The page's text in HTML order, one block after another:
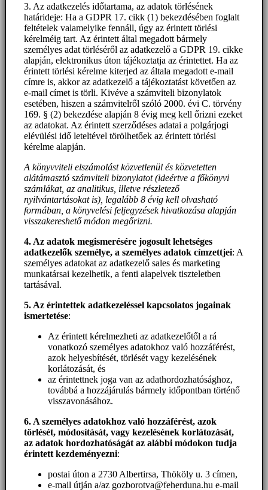
3. Az adatkezelés időtartama, az adatok törlésének
határideje: Ha a GDPR 17. cikk (1) bekezdésében foglalt
feltételek valamelyike fennáll, úgy az érintett törlési
kérelméig tart. Az érintett által megadott bármely
személyes adat törléséről az adatkezelő a GDPR 19. cikke
alapján, elektronikus úton tájékoztatja az érintettet. Ha az
érintett törlési kérelme kiterjed az általa megadott e-mail
címre is, akkor az adatkezelő a tájékoztatást követően az
e-mail címet is törli. Kivéve a számviteli bizonylatok
esetében, hiszen a számvitelről szóló 2000. évi C. törvény
169. § (2) bekezdése alapján 8 évig meg kell őrizni ezeket
az adatokat. Az érintett szerződéses adatai a polgárjogi
elévülési idő leteltével törölhetőek az érintett törlési
kérelme alapján.
A könyvviteli elszámolást közvetlenül és közvetetten
alátámasztó számviteli bizonylatot (ideértve a főkönyvi
számlákat, az analitikus, illetve részletező
nyilvántartásokat is), legalább 8 évig kell olvasható
formában, a könyvelési feljegyzések hivatkozása alapján
visszakereshető módon megőrizni.
4. Az adatok megismerésére jogosult lehetséges
adatkezelők személye, a személyes adatok címzettjei: A
személyes adatokat az adatkezelő sales és marketing
munkatársai kezelhetik, a fenti alapelvek tiszteletben
tartásával.
5. Az érintettek adatkezeléssel kapcsolatos jogainak
ismertetése:
Az érintett kérelmezheti az adatkezelőtől a rá
vonatkozó személyes adatokhoz való hozzáférést,
azok helyesbítését, törlését vagy kezelésének
korlátozását, és
az érintettnek joga van az adathordozhatósághoz,
továbbá a hozzájárulás bármely időpontban történő
visszavonásához.
6. A személyes adatokhoz való hozzáférést, azok
törlését, módosítását, vagy kezelésének korlátozását,
az adatok hordozhatóságát az alábbi módokon tudja
érintett kezdeményezni:
postai úton a 2730 Albertirsa, Thököly u. 3 címen,
e-mail útján a/az gozborotva@feherduna.hu e-mail